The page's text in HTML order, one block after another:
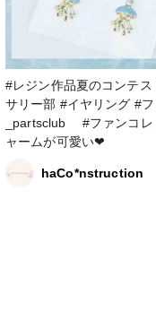
#レジン作品夏のコンテスト #ア
サリー部 #イヤリング #ファンれぽ
_partsclub #ファンコレ
ャームが可愛い❤
haCo*nstruction